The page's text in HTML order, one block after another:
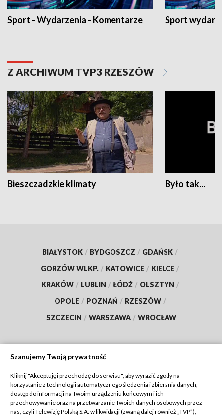
Sport - Wydarzenia - Komentarze Sport
Z ARCHIWUM TVP3 RZESZÓW
Bieszczadzkie klimaty Było tak...
BIAŁYSTOK / BYDGOSZCZ / GDAŃSK /
GORZÓW WLKP. / KATOWICE / KIELCE /
KRAKÓW / LUBLIN / ŁÓDŹ / OLSZTYN /
OPOLE / POZNAŃ / RZESZÓW /
SZCZECIN / WARSZAWA / WROCŁAW
TVP
Abonament TVP
Regulamin TVP
Szanujemy Twoją prywatność
Kliknij "Akceptuję i przechodzę do serwisu", aby wyrazić zgody na
korzystanie z technologii automatycznego śledzenia i zbierania danych,
dostęp do informacji na Twoim urządzeniu końcowym i ich
przechowywanie oraz na przetwarzanie Twoich danych osobowych przez
nas, czyli Telewizję Polską S.A. w likwidacji (zwaną dalej również „TVP”),